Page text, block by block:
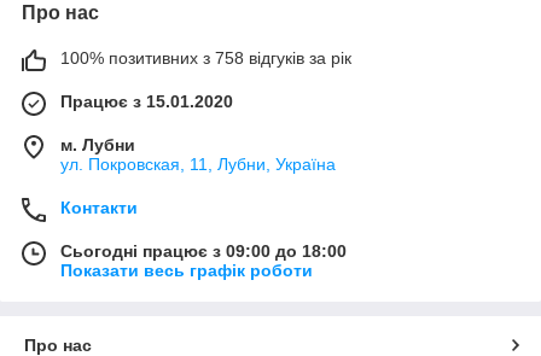
Про нас
100% позитивних з 758 відгуків за рік
Працює з 15.01.2020
м. Лубни
ул. Покровская, 11, Лубни, Україна
Контакти
Сьогодні працює з 09:00 до 18:00
Показати весь графік роботи
Про нас